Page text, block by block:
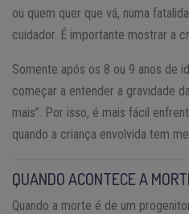
ou quem quer que vá, numa
cuidador. É importante mostrar a
Somente após os 8 ou 9 anos de
começar a entender a gravidade
mais”. Por isso, é mais fácil
quando a criança envolvida tem
QUANDO ACONTECE A
Quando a morte é de um